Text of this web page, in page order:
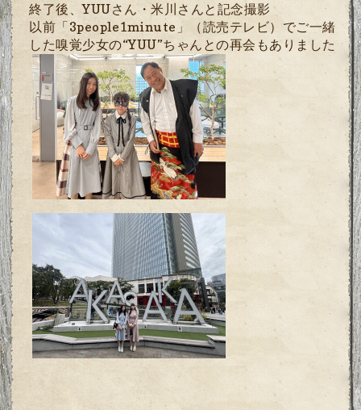
終了後、YUUさん・米川さんと記念撮影
以前「3people1minute 」（読売テレビ）でご一緒
した嗅覚少女の“YUU”ちゃんとの再会もありました